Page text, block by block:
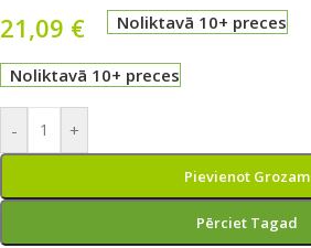
21,09 € Noliktavā 10+ preces
Noliktavā 10+ preces
- +
Pievienot Grozam
Pērciet Tagad